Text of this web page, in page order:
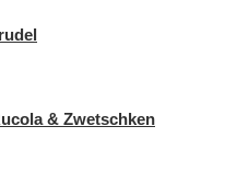
& Zwetschken